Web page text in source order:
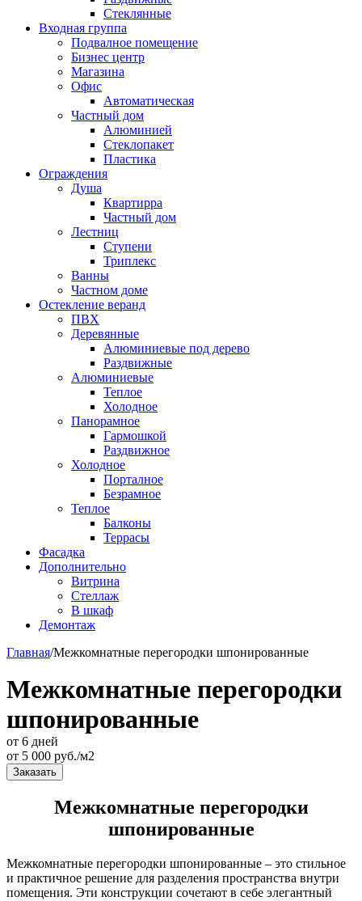
Стеклянные
Входная группа
Подвалное помещение
Бизнес центр
Магазина
Офис
Автоматическая
Частный дом
Алюминией
Стеклопакет
Пластика
Ограждения
Душа
Квартирра
Частный дом
Лестниц
Ступени
Триплекс
Ванны
Частном доме
Остекление веранд
ПВХ
Деревянные
Алюминиевые под дерево
Раздвижные
Алюминиевые
Теплое
Холодное
Панорамное
Гармошкой
Раздвижное
Холодное
Порталное
Безрамное
Теплое
Балконы
Террасы
Фасадка
Дополнительно
Витрина
Стеллаж
В шкаф
Демонтаж
Главная/Межкомнатные перегородки шпонированные
Межкомнатные перегородки
шпонированные
от 6 дней
от 5 000 руб./м2
Заказать
Межкомнатные перегородки
шпонированные
Межкомнатные перегородки шпонированные – это стильное
и практичное решение для разделения пространства внутри
помещения. Эти конструкции сочетают в себе элегантный